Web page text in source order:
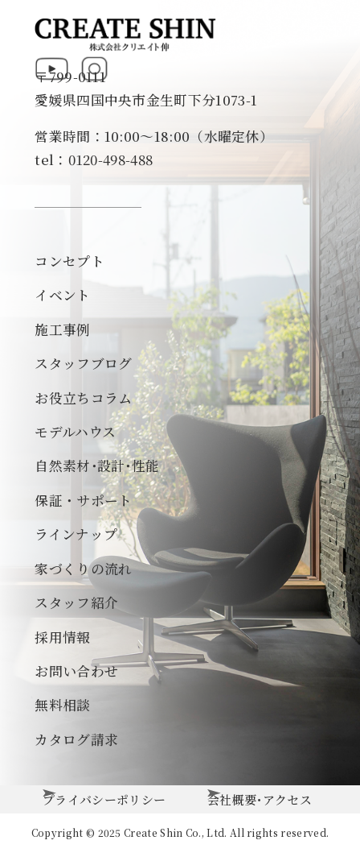
〒799-0111
愛媛県四国中央市金生町下分1073-1
営業時間：10:00～18:00（水曜定休）
tel：0120-498-488
コンセプト
イベント
施工事例
スタッフブログ
お役立ちコラム
モデルハウス
自然素材･設計･性能
保証・サポート
ラインナップ
家づくりの流れ
スタッフ紹介
採用情報
お問い合わせ
無料相談
カタログ請求
プライバシーポリシー 会社概要･アクセス
Copyright © 2025 Create Shin Co., Ltd. All rights reserved.